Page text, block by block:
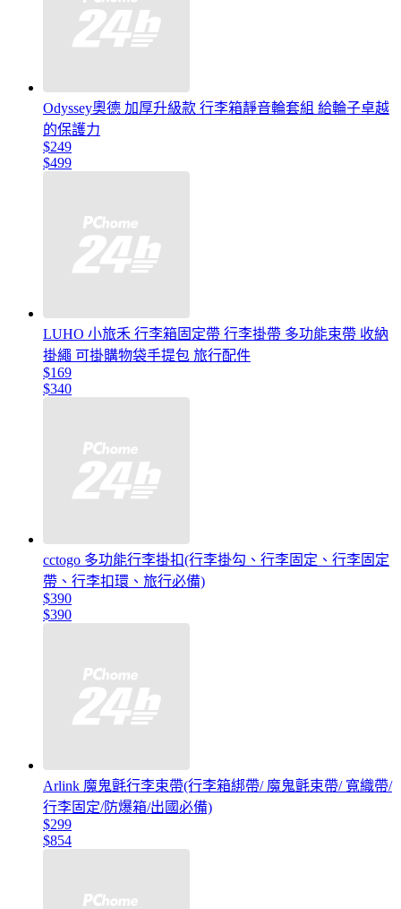
Odyssey奧德 加厚升級款 行李箱靜音輪套組 給輪子卓越
的保護力
$249
$499
LUHO 小旅禾 行李箱固定帶 行李掛帶 多功能束帶 收納
掛繩 可掛購物袋手提包 旅行配件
$169
$340
cctogo 多功能行李掛扣(行李掛勾、行李固定、行李固定
帶、行李扣環、旅行必備)
$390
$390
Arlink 魔鬼氈行李束帶(行李箱綁帶/ 魔鬼氈束帶/ 寬織帶/
行李固定/防爆箱/出國必備)
$299
$854